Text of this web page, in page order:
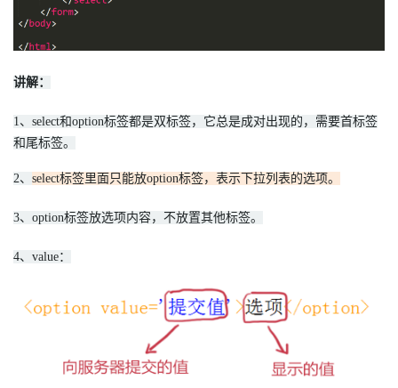
讲解：
1、select和option标签都是双标签，它总是成对出现的，需要首标签
和尾标签。
2、 select标签里面只能放option标签，表示下拉列表的选项。
3、option标签放选项内容，不放置其他标签。
4、value：